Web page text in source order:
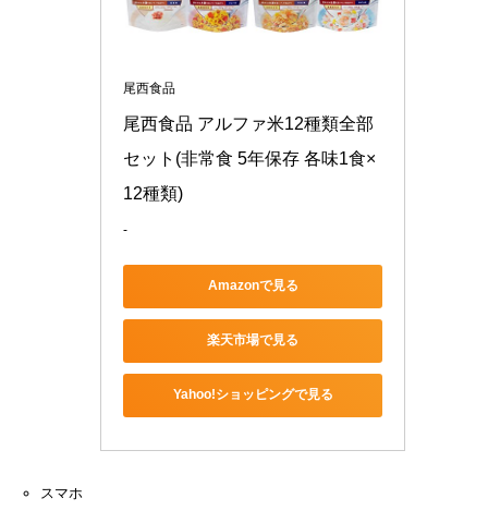
尾西食品
尾西食品 アルファ米12種類全部
セット(非常食 5年保存 各味1食×
12種類)
-
Amazonで見る
楽天市場で見る
Yahoo!ショッピングで見る
スマホ